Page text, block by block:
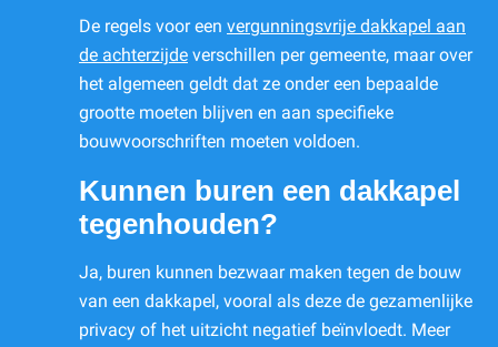
De regels voor een vergunningsvrije dakkapel aan
de achterzijde verschillen per gemeente, maar over
het algemeen geldt dat ze onder een bepaalde
grootte moeten blijven en aan specifieke
bouwvoorschriften moeten voldoen.
Kunnen buren een dakkapel
tegenhouden?
Ja, buren kunnen bezwaar maken tegen de bouw
van een dakkapel, vooral als deze de gezamenlijke
privacy of het uitzicht negatief beïnvloedt. Meer